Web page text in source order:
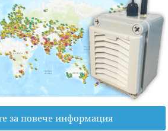
за повече информация